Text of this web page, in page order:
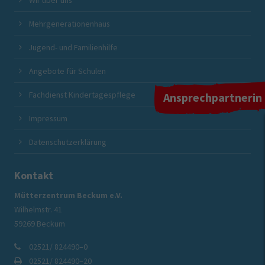
Ansprechpartnerin
Mehrgenerationenhaus
Jugend- und Familienhilfe
Angebote für Schulen
Fachdienst Kindertagespflege
Impressum
Datenschutzerklärung
Kontakt
Mütterzentrum Beckum e.V.
Wilhelmstr. 41
59269 Beckum
02521/ 824490–0
02521/ 824490–20